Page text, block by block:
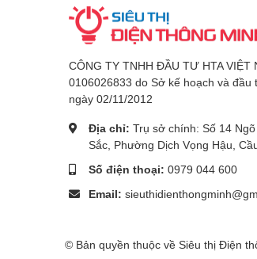
CÔNG TY TNHH ĐẦU TƯ HTA VIỆT
0106026833 do Sở kế hoạch và đầu
ngày 02/11/2012
Địa chỉ: Trụ sở chính: Số 14
Sắc, Phường Dịch Vọng Hậu,
Số điện thoại: 0979 044 600
Email:
© Bản quyền thuộc về Siêu thị Điện